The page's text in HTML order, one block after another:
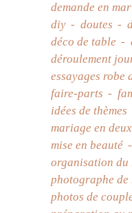
demande en
diy
doutes
déco de table
déroulement
essayages robe
faire-parts
idées de thèmes
mariage en
mise en beauté
organisation du
photographe de
photos de